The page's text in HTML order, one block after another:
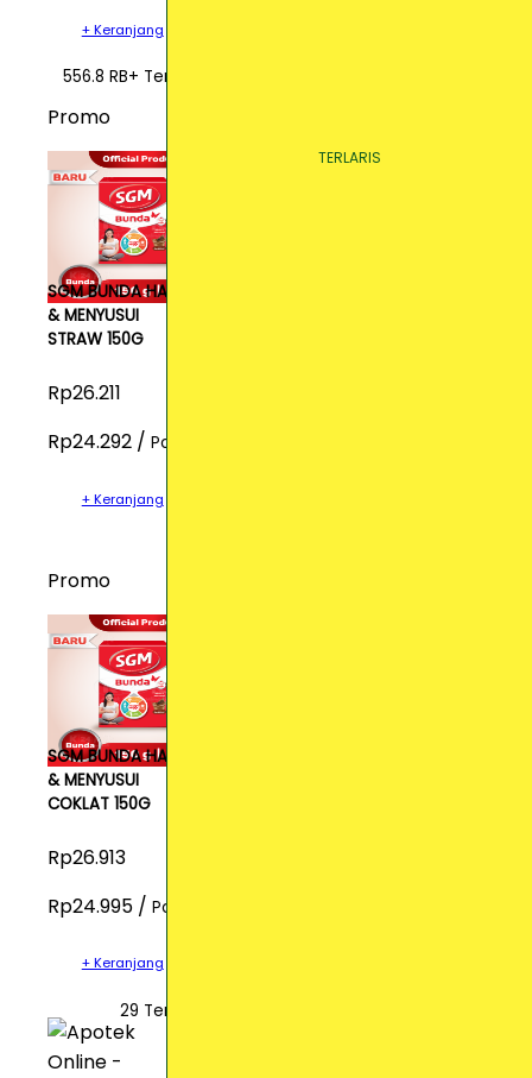
TERLARIS
TERLARIS
TERLARIS
+ Keranjang
556.8 RB+ Terjual
Promo
SGM BUNDA HAMIL
& MENYUSUI
STRAW 150G
Rp26.211
Rp24.292 / Pcs
+ Keranjang
Promo
SGM BUNDA HAMIL
& MENYUSUI
COKLAT 150G
Rp26.913
Rp24.995 / Pcs
+ Keranjang
29 Terjual